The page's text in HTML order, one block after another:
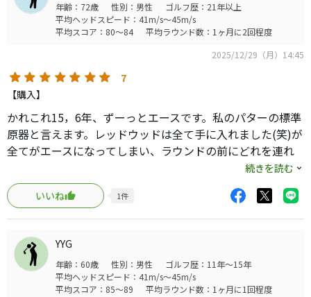
年齢：72歳 性別：男性
ゴルフ歴：21年以上
平均ヘッドスピード：41m/s～45m/s
平均スコア：80～84
平均ラウンド数：1ヶ月に2回程度
2025/12/29（月）14:45
7
【購入】
かれこれ15，6年、ずーっとエースです。私のパターの標準
原器と言えます。レッドウッドは全て手に入れました(笑)が
全てがエースになってしまい、ラウンドの前にどれを連れ
て行くかうれしい悩みになっていて一人でニヤニヤしてい
ます。キャメロン他素晴らしいパターがありますが、レッ
ドウッドは持つことがステータスになるようなパターでは
ないと大半のゴルファーは誰もが思っています（あまり知
られてないし、ピンは一杯良いパターを今も出しています
ので）。しかし、それがこのシリーズの魅力で、これは使
ってナンボの、使っている人が一番喜びを感じられる要素
が一杯詰まっているパターばかりなのだと思っています。も
続きを読む
いいね
1件
YYG
年齢：60歳 性別：男性
ゴルフ歴：11年～15年
平均ヘッドスピード：41m/s～45m/s
平均スコア：85～89
平均ラウンド数：1ヶ月に1回程度